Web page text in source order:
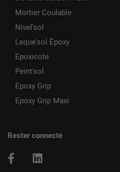
Mortier Coulable
Nivel'sol
Laque'sol Époxy
Epoxicote
Peint'sol
Epoxy Grip
Epoxy Grip Maxi
Rester connecté